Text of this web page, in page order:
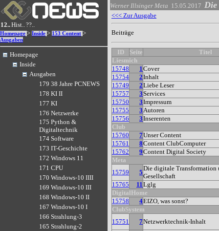
12..Hist..??..
Homepage > Inside > 153 Content >
Ausgaben
Homepage
Inside
Ausgaben
179 38 Jahre PCNEWS
178 KI II
177 KI
176 Netzwerke
175 Python &
Digitaltechnik
174 Software
173 IT-Geschichte
172 Windows 11
171 CPU
170 Windows-10 IIII
169 Windows-10 III
168 Windows-10 II
167 Windows-10 I
166 Strahlung-3
165 Strahlung-2
Werner Illsinger Meta 15.05.2017 Die
<<< Zur Ausgabe
Beiträge
ID Seite
Titel
Liesmich
15748
1Cover
15754
2Inhalt
15749
2Liebe Leser
15757
3Services
15750
3Impressum
15755
3Autoren
15756
3Inserenten
Club
15760
7Unser Content
15761
8Content ClubComputer
15762
9Content Digital Society
Meta
15759
5
Die digitale Transformation
Gesellschaft
15765
11Lglg
DigitalHome
15758
4EIZO, was sonst?
ClubSystem
15751
7Netzwerktechnik-Inhalt